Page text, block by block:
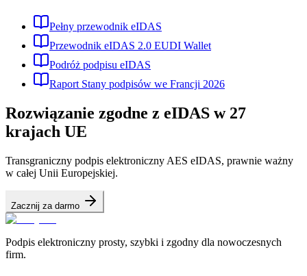
Pełny przewodnik eIDAS
Przewodnik eIDAS 2.0 EUDI Wallet
Podróż podpisu eIDAS
Raport Stany podpisów we Francji 2026
Rozwiązanie zgodne z eIDAS w 27
krajach UE
Transgraniczny podpis elektroniczny AES eIDAS, prawnie ważny
w całej Unii Europejskiej.
Zacznij za darmo
Podpis elektroniczny prosty, szybki i zgodny dla nowoczesnych
firm.